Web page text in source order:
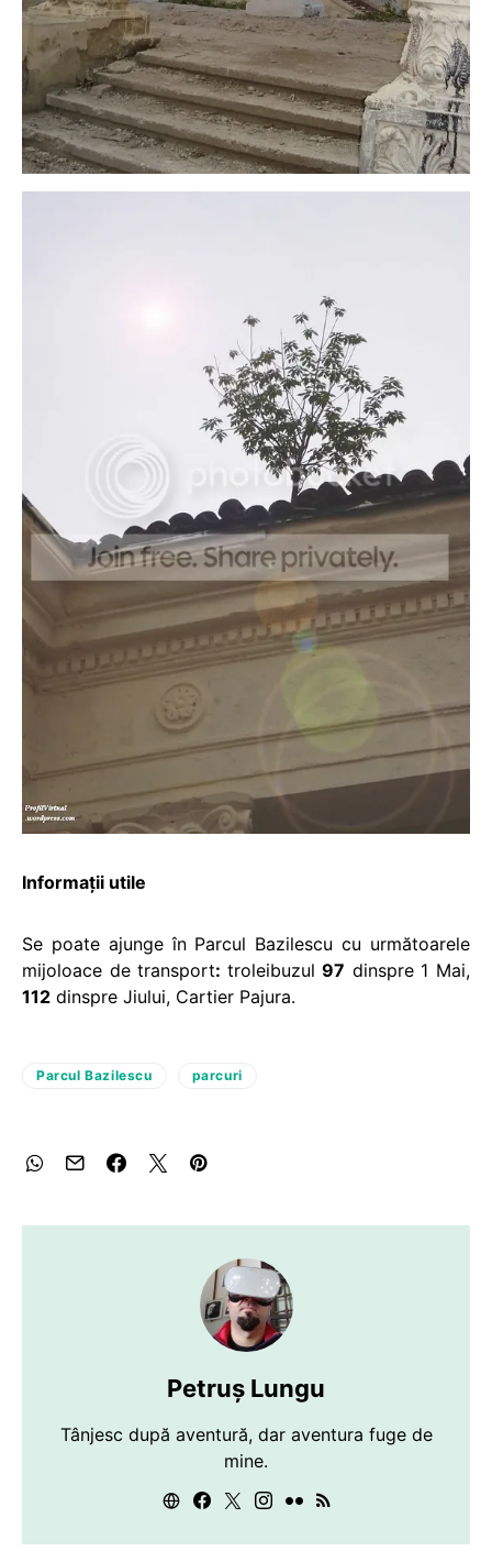
Informaţii utile
Se poate ajunge în Parcul Bazilescu cu următoarele
mijoloace de transport: troleibuzul97 dinspre 1 Mai,
112 dinspre Jiului, Cartier Pajura.
Parcul Bazilescu parcuri
Petruș Lungu
Tânjesc după aventură, dar aventura fuge de
mine.